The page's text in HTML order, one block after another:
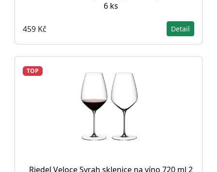
6 ks
459 Kč Detail
TOP
Riedel Veloce Syrah sklenice na víno 720 ml 2